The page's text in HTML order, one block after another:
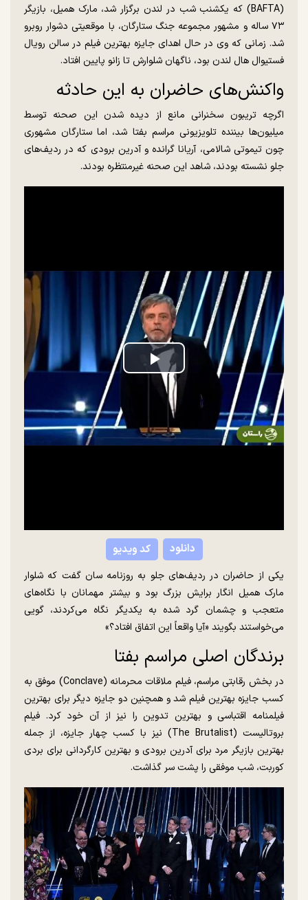
(BAFTA) که یکشنب شب در لندن برگزار شد، مارک همیل، بازیگر
۷۳ ساله و مشهور مجموعه جنگ ستارگان، با موقعیتی دشوار روبرو
شد. زمانی که وی در حال اهدای جایزه بهترین فیلم در سالن رویال
فستیوال هال لندن بود، ناگهان شلوارش تا زانو پایین افتاد.
واکنش‌های حاضران به این حادثه
اگرچه تریبون سخنرانی مانع از دیده شدن این صحنه توسط
میلیون‌ها بیننده تلویزیونی مراسم بفتا شد، اما ستارگان مشهوری
چون تیموتی شالامی، آریانا گرانده و آدرین برودی که در ردیف‌های
جلو نشسته بودند، شاهد این صحنه غیرمنتظره بودند.
Play
Video
کد ویدیو دانلود
یکی از حاضران در ردیف‌های جلو به روزنامه سان گفت که شلوار
مارک همیل انگار برایش بزرگ بود و بیشتر مهمانان با نگاه‌های
متعجب و چشمان گرد شده به یکدیگر نگاه می‌کردند، گویی
می‌خواستند بگویند «آیا واقعاً این اتفاق افتاد؟»
برندگان اصلی مراسم بفتا
در بخش رقابتی مراسم، فیلم ملاقات محرمانه (Conclave) موفق به
کسب جایزه بهترین فیلم شد و همچنین دو جایزه دیگر برای بهترین
فیلمنامه اقتباسی و بهترین تدوین را نیز از آن خود کرد. فیلم
بروتالیست (The Brutalist) نیز با کسب چهار جایزه، از جمله
بهترین بازیگر مرد برای آدرین برودی و بهترین کارگردانی برای بردی
کوربت، شب موفقی را پشت سر گذاشت.